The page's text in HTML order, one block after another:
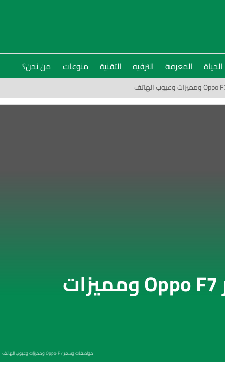
الحياة المعرفة الترفيه التقنية منوعات من نحن؟
مواصفات وسعر Oppo F7 ومميزات
مواصفات وسعر Oppo F7 ومميزات وعيوب الهاتف